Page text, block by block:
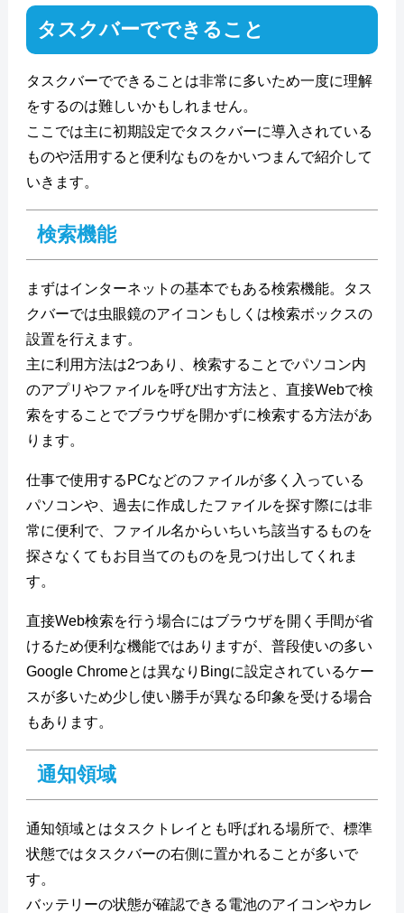
タスクバーでできること
タスクバーでできることは非常に多いため一度に理解
をするのは難しいかもしれません。
ここでは主に初期設定でタスクバーに導入されている
ものや活用すると便利なものをかいつまんで紹介して
いきます。
検索機能
まずはインターネットの基本でもある検索機能。タス
クバーでは虫眼鏡のアイコンもしくは検索ボックスの
設置を行えます。
主に利用方法は2つあり、検索することでパソコン内
のアプリやファイルを呼び出す方法と、直接Webで検
索をすることでブラウザを開かずに検索する方法があ
ります。
仕事で使用するPCなどのファイルが多く入っている
パソコンや、過去に作成したファイルを探す際には非
常に便利で、ファイル名からいちいち該当するものを
探さなくてもお目当てのものを見つけ出してくれま
す。
直接Web検索を行う場合にはブラウザを開く手間が省
けるため便利な機能ではありますが、普段使いの多い
Google Chromeとは異なりBingに設定されているケー
スが多いため少し使い勝手が異なる印象を受ける場合
もあります。
通知領域
通知領域とはタスクトレイとも呼ばれる場所で、標準
状態ではタスクバーの右側に置かれることが多いで
す。
バッテリーの状態が確認できる電池のアイコンやカレ